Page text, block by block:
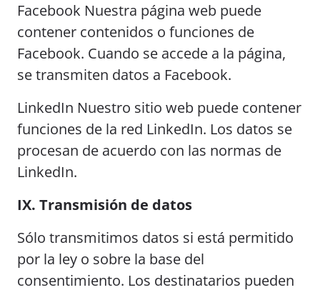
Facebook Nuestra página web puede
contener contenidos o funciones de
Facebook. Cuando se accede a la página,
se transmiten datos a Facebook.
LinkedIn Nuestro sitio web puede contener
funciones de la red LinkedIn. Los datos se
procesan de acuerdo con las normas de
LinkedIn.
IX. Transmisión de datos
Sólo transmitimos datos si está permitido
por la ley o sobre la base del
consentimiento. Los destinatarios pueden